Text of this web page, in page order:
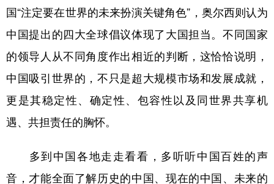
国“注定要在世界的未来扮演关键角色”，奥尔西则认为
中国提出的四大全球倡议体现了大国担当。不同国家
的领导人从不同角度作出相近的判断，这恰恰说明，
中国吸引世界的，不只是超大规模市场和发展成就，
更是其稳定性、确定性、包容性以及同世界共享机
遇、共担责任的胸怀。
多到中国各地走走看看，多听听中国百姓的声
音，才能全面了解历史的中国、现在的中国、未来的